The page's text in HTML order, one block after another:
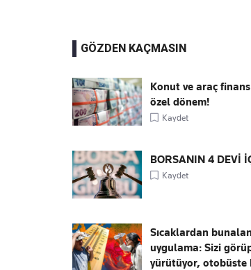
GÖZDEN KAÇMASIN
Konut ve araç
özel dönem!
Kaydet
BORSANIN 4 DEVİ
Kaydet
Sıcaklardan
uygulama: Sizi
yürütüyor, otobüste